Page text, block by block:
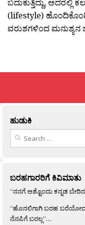
(lifestyle)
ವರುಶಗಳಿಂದ ಮನುಶ್ಯನ
ಹುಡುಕಿ
Search
ಬರಹಗಾರರಿಗೆ ಕಿವಿಮಾತು
“ನನಗೆ ಅಶ್ಟೊಂದು ಕನ್ನಡ
“ಹೊನಲಿಗಾಗಿ ಬರಹ ಬರೆಯೋದು
ನೆನಪಿಗೆ ಬರಲ್ಲ”…